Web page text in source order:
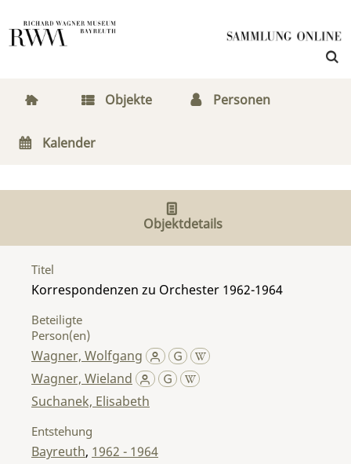
Objekte Personen
Kalender
Objektdetails
Titel
Korrespondenzen zu Orchester 1962-1964
Beteiligte
Person(en)
Wagner, Wolfgang
Wagner, Wieland
Suchanek, Elisabeth
Entstehung
Bayreuth, 1962 - 1964